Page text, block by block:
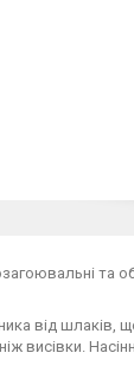
та
від шлаків,
висівки.